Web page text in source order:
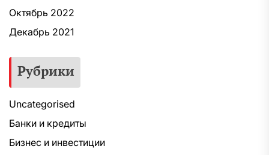
Октябрь 2022
Декабрь 2021
Рубрики
Uncategorised
Банки и кредиты
Бизнес и инвестиции